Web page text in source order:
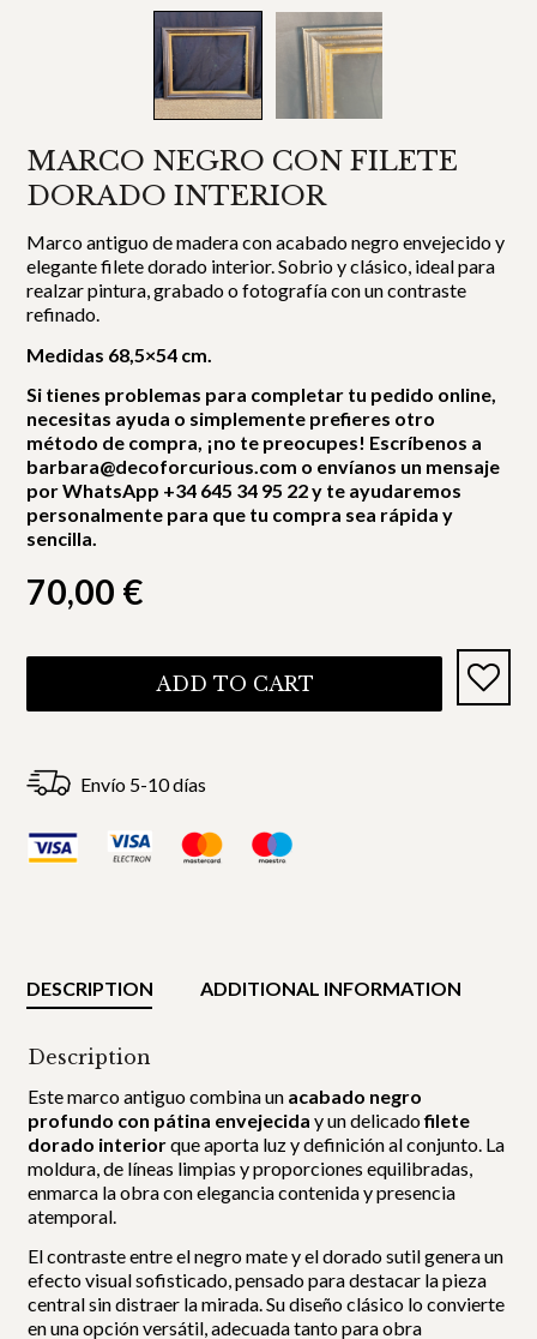
MARCO NEGRO CON FILETE
DORADO INTERIOR
Marco antiguo de madera con acabado negro envejecido y
elegante filete dorado interior. Sobrio y clásico, ideal para
realzar pintura, grabado o fotografía con un contraste
refinado.
Medidas 68,5×54 cm.
Si tienes problemas para completar tu pedido online,
necesitas ayuda o simplemente prefieres otro
método de compra, ¡no te preocupes! Escríbenos a
barbara@decoforcurious.com o envíanos un mensaje
por WhatsApp +34 645 34 95 22 y te ayudaremos
personalmente para que tu compra sea rápida y
sencilla.
70,00 €
ADD TO CART
Envío 5-10 días
DESCRIPTION ADDITIONAL INFORMATION
Description
Este marco antiguo combina un acabado negro
profundo con pátina envejecida y un delicadofilete
dorado interiorque aporta luz y definición al conjunto. La
moldura, de líneas limpias y proporciones equilibradas,
enmarca la obra con elegancia contenida y presencia
atemporal.
El contraste entre el negro mate y el dorado sutil genera un
efecto visual sofisticado, pensado para destacar la pieza
central sin distraer la mirada. Su diseño clásico lo convierte
en una opción versátil, adecuada tanto para obra